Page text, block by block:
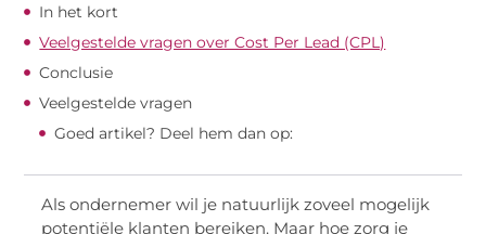
In het kort
Veelgestelde vragen over Cost Per Lead (CPL)
Conclusie
Veelgestelde vragen
Goed artikel? Deel hem dan op:
Als ondernemer wil je natuurlijk zoveel mogelijk
potentiële klanten bereiken. Maar hoe zorg je